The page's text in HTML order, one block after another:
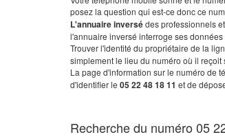
posez la question qui est-ce donc ce
L'annuaire inversédes professionnels
l'annuaire inversé interroge ses
Trouver l'identité du propriétaire de la
simplement le lieu du numéro où il
La page d'information sur le numéro de
d'identifier le 05 22 48 18 11 et de
Recherche du numéro 05